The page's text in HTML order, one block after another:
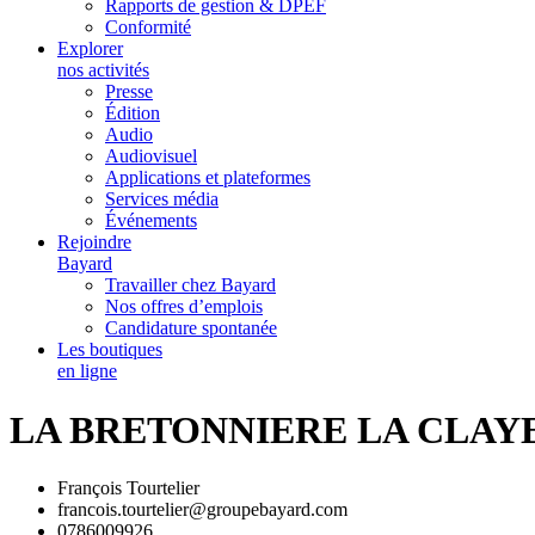
Rapports de gestion & DPEF
Conformité
Explorer
nos activités
Presse
Édition
Audio
Audiovisuel
Applications et plateformes
Services média
Événements
Rejoindre
Bayard
Travailler chez Bayard
Nos offres d’emplois
Candidature spontanée
Les boutiques
en ligne
LA BRETONNIERE LA
François Tourtelier
francois.tourtelier@groupebayard.com